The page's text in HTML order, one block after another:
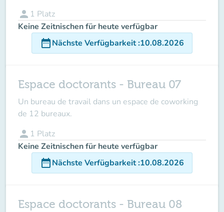
person 1 Platz
Keine Zeitnischen für heute verfügbar
date_rangeNächste Verfügbarkeit:10.08.2026
Espace doctorants - Bureau 07
Un bureau de travail dans un espace de coworking
de 12 bureaux.
person 1 Platz
Keine Zeitnischen für heute verfügbar
date_rangeNächste Verfügbarkeit:10.08.2026
Espace doctorants - Bureau 08